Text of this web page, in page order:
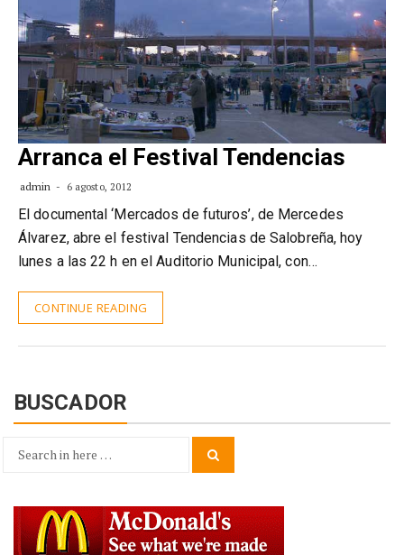
Arranca el Festival Tendencias
admin 6 agosto, 2012
El documental ‘Mercados de futuros’, de Mercedes
Álvarez, abre el festival Tendencias de Salobreña, hoy
lunes a las 22 h en el Auditorio Municipal, con…
CONTINUE READING
BUSCADOR
Search